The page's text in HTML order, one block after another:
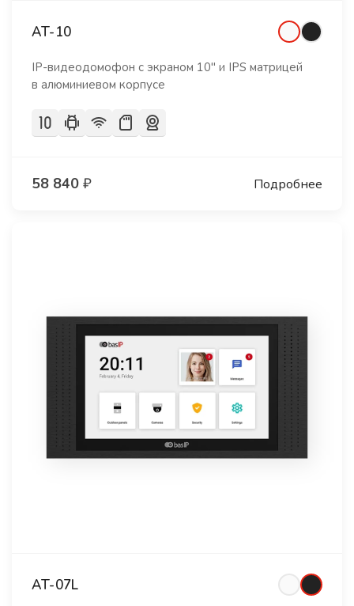
AT-10
IP-видеодомофон с экраном 10" и IPS матрицей
в алюминиевом корпусе
58 840 ₽ Подробнее
AT-07L